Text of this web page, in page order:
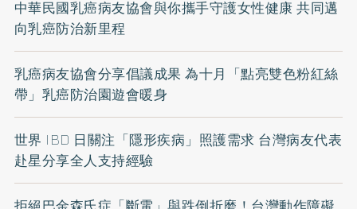
中華民國乳癌病友協會與你攜手守護女性健康 共同邁
向乳癌防治新里程
乳癌病友協會分享倡議成果 為十月「點亮雙色粉紅絲
帶」乳癌防治園遊會暖身
世界 IBD 日關注「隱形疾病」照護需求 台灣病友代表
赴星分享全人支持經驗